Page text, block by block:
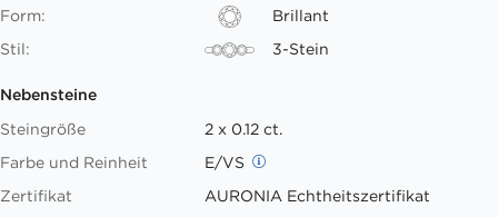
Form:
Brillant
Stil:
3-Stein
Nebensteine
Steingröße
2 x 0.12 ct.
Farbe und Reinheit
E/VS
Zertifikat
AURONIA Echtheitszertifikat